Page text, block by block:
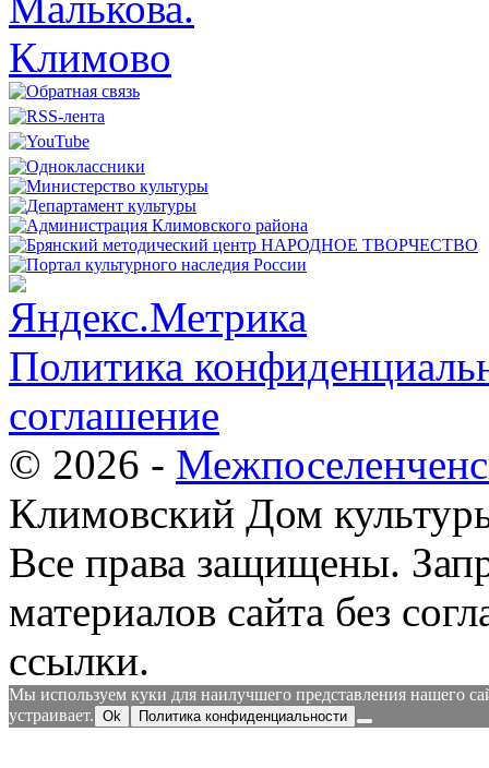
Политика
соглашение
© 2026 -
Климовский Дом
Все права защищены.
материалов сайта без
ссылки.
Мы используем куки для наилучшего представления нашего
устраивает. Ok Политика конфиденциальности